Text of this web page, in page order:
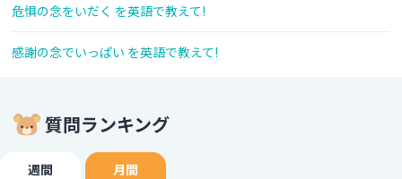
危惧の念をいだく を英語で教えて!
感謝の念でいっぱい を英語で教えて!
質問ランキング
週間 月間